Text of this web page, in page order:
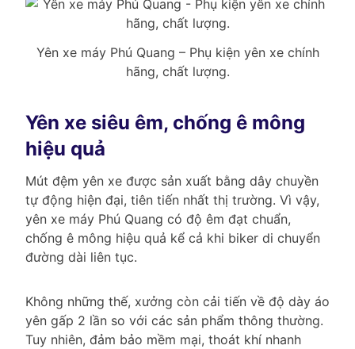
Yên xe máy Phú Quang – Phụ kiện yên xe chính
hãng, chất lượng.
Yên xe siêu êm, chống ê mông
hiệu quả
Mút đệm yên xe được sản xuất bằng dây chuyền
tự động hiện đại, tiên tiến nhất thị trường. Vì vậy,
yên xe máy Phú Quang có độ êm đạt chuẩn,
chống ê mông hiệu quả kể cả khi biker di chuyển
đường dài liên tục.
Không những thế, xưởng còn cải tiến về độ dày áo
yên gấp 2 lần so với các sản phẩm thông thường.
Tuy nhiên, đảm bảo mềm mại, thoát khí nhanh